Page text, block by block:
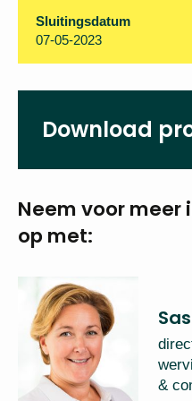
07-05-2023
Download
profielschets
Neem voor meer
contact op met: